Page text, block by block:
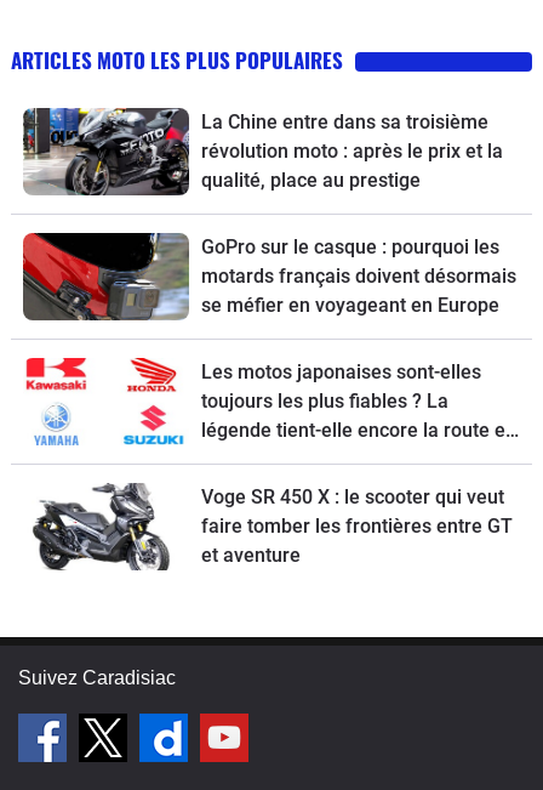
ARTICLES MOTO LES PLUS POPULAIRES
La Chine entre dans sa troisième
révolution moto : après le prix et la
qualité, place au prestige
GoPro sur le casque : pourquoi les
motards français doivent désormais
se méfier en voyageant en Europe
Les motos japonaises sont-elles
toujours les plus fiables ? La
légende tient-elle encore la route en
2026 ?
Voge SR 450 X : le scooter qui veut
faire tomber les frontières entre GT
et aventure
Suivez Caradisiac